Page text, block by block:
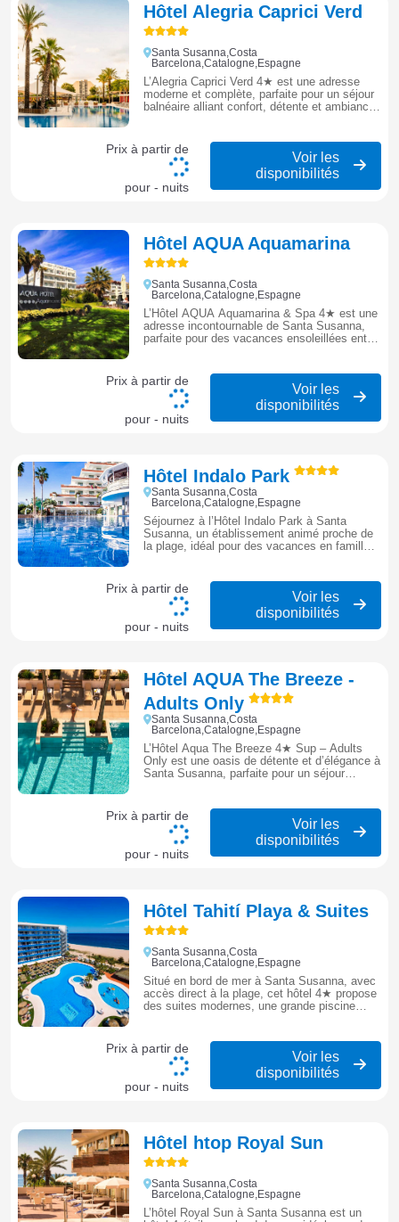
Hôtel Alegria Caprici Verd
Santa Susanna,Costa
Barcelona,Catalogne,Espagne
L’Alegria Caprici Verd 4★ est une adresse
moderne et complète, parfaite pour un séjour
balnéaire alliant confort, détente et ambiance
Prix à partir de
pour - nuits
Voir les
disponibilités
Hôtel AQUA Aquamarina
Santa Susanna,Costa
Barcelona,Catalogne,Espagne
L’Hôtel AQUA Aquamarina & Spa 4★ est une
adresse incontournable de Santa Susanna,
parfaite pour des vacances ensoleillées entre
Prix à partir de
pour - nuits
Voir les
disponibilités
Hôtel Indalo Park
Santa Susanna,Costa
Barcelona,Catalogne,Espagne
Séjournez à l’Hôtel Indalo Park à Santa
Susanna, un établissement animé proche de
la plage, idéal pour des vacances en famille
Prix à partir de
pour - nuits
Voir les
disponibilités
Hôtel AQUA The Breeze -
Adults Only
Santa Susanna,Costa
Barcelona,Catalogne,Espagne
L’Hôtel Aqua The Breeze 4★ Sup – Adults
Only est une oasis de détente et d’élégance à
Santa Susanna, parfaite pour un séjour
Prix à partir de
pour - nuits
Voir les
disponibilités
Hôtel Tahití Playa & Suites
Santa Susanna,Costa
Barcelona,Catalogne,Espagne
Situé en bord de mer à Santa Susanna, avec
accès direct à la plage, cet hôtel 4★ propose
des suites modernes, une grande piscine
Prix à partir de
pour - nuits
Voir les
disponibilités
Hôtel htop Royal Sun
Santa Susanna,Costa
Barcelona,Catalogne,Espagne
L’hôtel Royal Sun à Santa Susanna est un